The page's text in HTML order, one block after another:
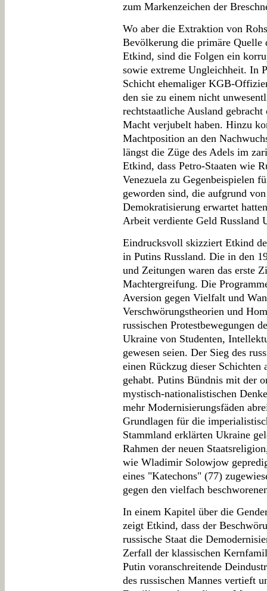
zum Markenzeichen der
Wo aber die Extraktion von
Bevölkerung die primäre Quelle
Etkind, sind die Folgen ein
sowie extreme Ungleichheit. In
Schicht ehemaliger KGB-
den sie zu einem nicht
rechtstaatliche Ausland
Macht verjubelt haben. Hinzu
Machtposition an den
längst die Züge des Adels im
Etkind, dass Petro-Staaten wie
Venezuela zu Gegenbeispielen
geworden sind, die aufgrund
Demokratisierung erwartet
Arbeit verdiente Geld Russland
Eindrucksvoll skizziert Etkind
in Putins Russland. Die in den
und Zeitungen waren das erste
Machtergreifung. Die
Aversion gegen Vielfalt und
Verschwörungstheorien und
russischen Protestbewegungen
Ukraine von Studenten,
gewesen seien. Der Sieg des
einen Rückzug dieser
gehabt. Putins Bündnis mit der
mystisch-nationalistischen
mehr Modernisierungsfäden
Grundlagen für die
Stammland erklärten Ukraine
Rahmen der neuen
wie Wladimir Solowjow
eines "Katechons" (77)
gegen den vielfach
In einem Kapitel über die
zeigt Etkind, dass der
russische Staat die
Zerfall der klassischen
Putin voranschreitende
des russischen Mannes vertieft